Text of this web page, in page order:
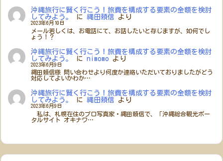
沖縄旅行に賢く行こう！旅費を構成する要素の金額を検討
してみよう。
に 縄田頼信 より
2023年6月10日
メール若しくは、お電話にて、お話したいと存じますが、如何でし
ょう！？
沖縄旅行に賢く行こう！旅費を構成する要素の金額を検討
してみよう。
に nimomo より
2023年6月9日
縄田頼信様 問い合わせより何度か連絡いただいておりましたがどう
対応してよいかわか…
沖縄旅行に賢く行こう！旅費を構成する要素の金額を検討
してみよう。
に 縄田頼信 より
2023年6月9日
私は、札幌在住のプロ写真家・縄田頼信で、「沖縄総合観光ポー
タルサイト オキナワ…